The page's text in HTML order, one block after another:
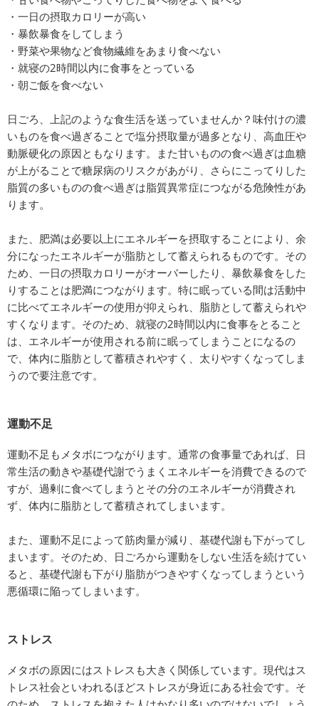
・一日の摂取カロリーが高い
・暴飲暴食をしてしまう
・野菜や果物など食物繊維をあまり食べない
・就寝の2時間以内に食事をとっている
・朝ご飯を食べない
日ごろ、上記のような食生活を送っていませんか？味付けの濃
いものを食べ過ぎることで塩分摂取量が過多となり、高血圧や
動脈硬化の原因ともなります。また甘いものの食べ過ぎは血糖
が上がることで糖尿病のリスクがあがり、さらにこってりした
脂質の多いものの食べ過ぎは脂質異常症につながる危険性があ
ります。
また、肥満は必要以上にエネルギーを摂取することにより、余
分になったエネルギーが脂肪として蓄えられるものです。その
ため、一日の摂取カロリーがオーバーしたり、暴飲暴食をした
りすることは肥満につながります。特に眠っている間は活動中
に比べてエネルギーの使用が抑えられ、脂肪として蓄えられや
すくなります。そのため、就寝の2時間以内に食事をとること
は、エネルギーが使用される前に眠ってしまうことになるの
で、体内に脂肪として蓄積されやすく、太りやすくなってしま
うので要注意です。
運動不足
運動不足もメタボにつながります。通常の食事量であれば、日
常生活の動きや基礎代謝でうまくエネルギーを消費できるので
すが、過剰に食べてしまうとその分のエネルギーが消費され
ず、体内に脂肪として蓄積されてしまいます。
また、運動不足によって筋肉量が減り、基礎代謝も下がってし
まいます。そのため、日ごろから運動をしない生活を続けてい
ると、基礎代謝も下がり脂肪がつきやすくなってしまうという
悪循環に陥ってしまいます。
ストレス
メタボの原因にはストレスも大きく関係しています。現代はス
トレス社会といわれるほどストレスが身近にある社会です。そ